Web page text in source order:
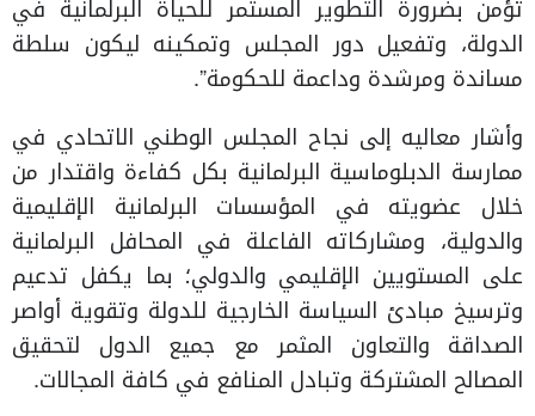
تؤمن بضرورة التطوير المستمر للحياة البرلمانية في
الدولة، وتفعيل دور المجلس وتمكينه ليكون سلطة
مساندة ومرشدة وداعمة للحكومة”.
وأشار معاليه إلى نجاح المجلس الوطني الاتحادي في
ممارسة الدبلوماسية البرلمانية بكل كفاءة واقتدار من
خلال عضويته في المؤسسات البرلمانية الإقليمية
والدولية، ومشاركاته الفاعلة في المحافل البرلمانية
على المستويين الإقليمي والدولي؛ بما يكفل تدعيم
وترسيخ مبادئ السياسة الخارجية للدولة وتقوية أواصر
الصداقة والتعاون المثمر مع جميع الدول لتحقيق
المصالح المشتركة وتبادل المنافع في كافة المجالات.